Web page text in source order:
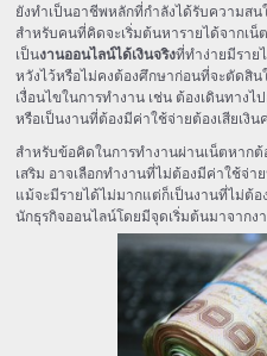
ยังทำเป็นอาชีพหลักที่กำลังได้รับความส
สำหรับคนที่คิดจะเริ่มต้นหารายได้จากเ
เป็นงานออนไลน์ได้เงินจริงที่ทำง่ายมีราย
หวังไว้หรือไม่คงต้องศึกษาก่อนที่จะตัดสิน
เงื่อนไขในการทำงาน เช่น ต้องเดินทาง
หรือเป็นงานที่ต้องมีค่าใช้จ่ายต้องเสียเงิน
สำหรับข้อคิดในการทำงานผ่านเน็ตหากต้
เสริม อาจเลือกทำงานที่ไม่ต้องมีค่าใช้จ่
แม้จะมีรายได้ไม่มากแต่ก็เป็นงานที่ไม่ต้
นักธุรกิจออนไลน์โดยมีจุดเริ่มต้นมาจากง